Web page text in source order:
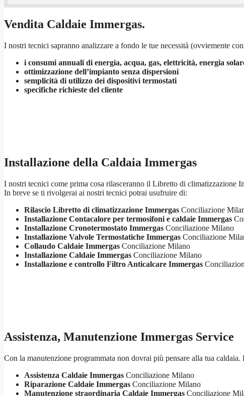
Vendita Caldaie Immergas.
I nostri tecnici sapranno analizzare a fondo le tue necessità (ovviemente
i consumi annuali di energia, acqua, gas, elettricità, energia
ottimizzazione dell’impianto senza dispersioni
semplicità di utilizzo dei dispositivi termostati
specifiche richieste del cliente
Installazione della Caldaia Immergas
I nostri tecnici come prima cosa rilasceranno il Libretto di climatizzazione
In breve se ti rivolgerai ai nostri tecnici potrai usufruire di:
Rilascio Libretto di climatizzazione Immergas Conciliazione
Installazione Contacalore per termosifoni e caldaie Immergas
Installazione Cronotermostato Immergas Conciliazione Milano
Installazione Valvole Termostatiche Immergas Conciliazione
Collaudo Caldaie Immergas Conciliazione Milano
Installazione Caldaie Immergas Conciliazione Milano
Installazione e controllo Filtro Anticalcare Immergas
Assistenza, Manutenzione Immergas Service
Con la manutenzione programmata non dovrai più pensare alla tua
Assistenza Caldaie Immergas Conciliazione Milano
Riparazione Caldaie Immergas Conciliazione Milano
Manutenzione straordinaria Caldaie Immergas Conciliazione